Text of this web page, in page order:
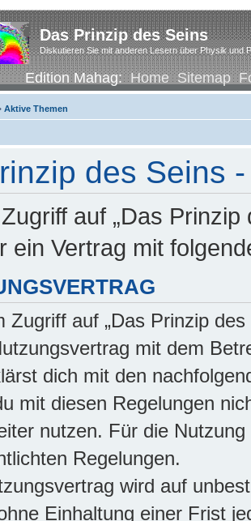
Das Prinzip des Seins
Diskutieren Sie mit anderen Lesern über Physik und
Edition Mahag:Home Sitemap
Aktive Themen
des Seins
auf „Das
ein Vertrag mit
Zugriff auf „Das Prinzip
mit dem
dich mit den
mit diesen Regelungen
nutzen. Für die
Regelungen.
wird auf
Einhaltung einer Frist